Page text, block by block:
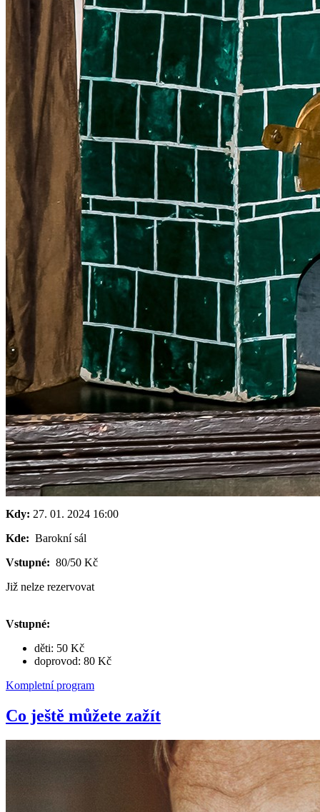
Kdy: 27. 01. 2024 16:00
Kde: Barokní sál
Vstupné: 80/50 Kč
Již nelze rezervovat
Vstupné:
děti: 50 Kč
doprovod: 80 Kč
Kompletní program
Co ještě můžete zažít